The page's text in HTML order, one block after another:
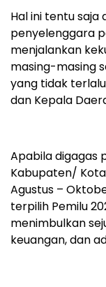
Hal ini tentu saja
penyelenggara
menjalankan
masing-masing
yang tidak
dan Kepala
Apabila digagas
Kabupaten/
Agustus –
terpilih Pemilu
menimbulkan
keuangan, dan